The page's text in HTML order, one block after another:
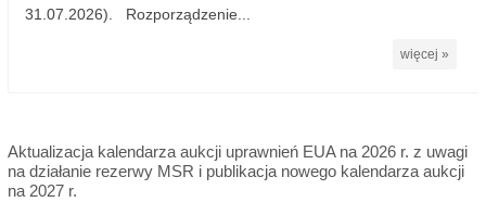
31.07.2026). Rozporządzenie...
więcej »
Aktualizacja kalendarza aukcji uprawnień EUA na 2026 r. z uwagi
na działanie rezerwy MSR i publikacja nowego kalendarza aukcji
na 2027 r.